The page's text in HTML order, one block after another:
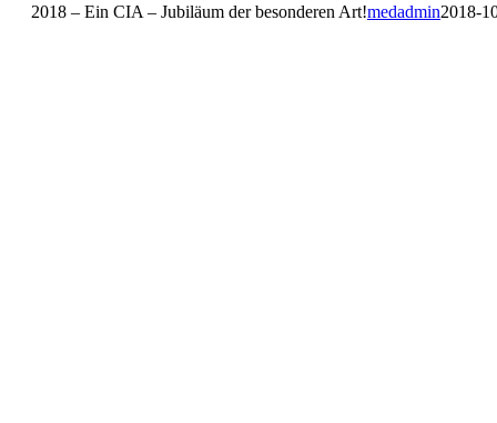
2018 – Ein CIA – Jubiläum der besonderen Art!medadmin2018-